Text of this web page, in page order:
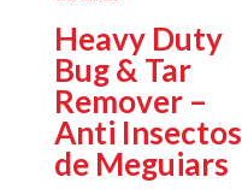
Heavy Duty
Bug & Tar
Remover –
Anti Insectos
de Meguiars